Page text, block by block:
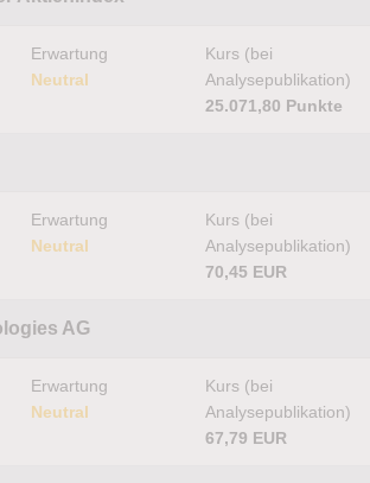
Erwartung
Neutral
Kurs (bei
Analysepublikation)
25.071,80 Punkte
Erwartung
Neutral
Kurs (bei
Analysepublikation)
70,45 EUR
AG
Erwartung
Neutral
Kurs (bei
Analysepublikation)
67,79 EUR